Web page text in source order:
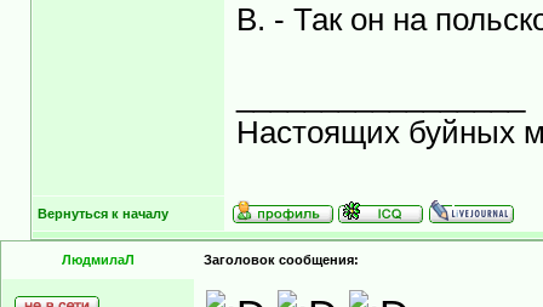
В. - Так он на
Настоящих буйных
Вернуться к началу
ЛюдмилаЛ Заголовок сообщения: